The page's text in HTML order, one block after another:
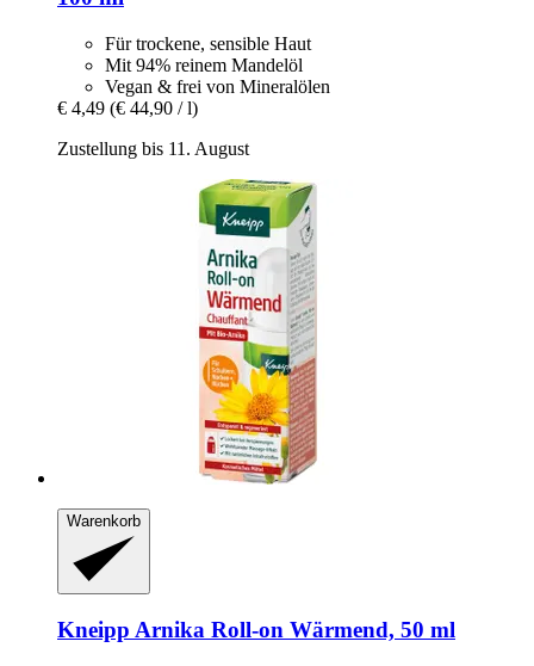
Für trockene, sensible Haut
Mit 94% reinem Mandelöl
Vegan & frei von Mineralölen
€ 4,49 (€ 44,90 / l)
Zustellung bis 11. August
Warenkorb
Kneipp Arnika Roll-​on Wärmend, 50 ml